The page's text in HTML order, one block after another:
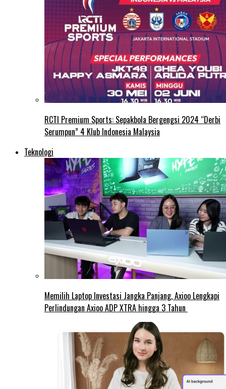
RCTI Premium Sports: Sepakbola Bergengsi 2024 “Derbi
Serumpun” 4 Klub Indonesia Malaysia
Teknologi
Memilih Laptop Investasi Jangka Panjang, Axioo Lengkapi
Perlindungan Axioo ADP XTRA hingga 3 Tahun